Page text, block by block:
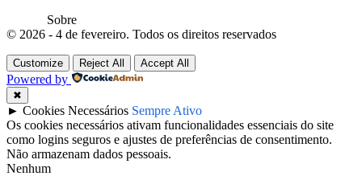
Sobre
© 2026 - 4 de fevereiro. Todos os direitos reservados
Customize Reject All Accept All
Powered by
✖
► Cookies Necessários Sempre Ativo
Os cookies necessários ativam funcionalidades essenciais do site
como logins seguros e ajustes de preferências de consentimento.
Não armazenam dados pessoais.
Nenhum